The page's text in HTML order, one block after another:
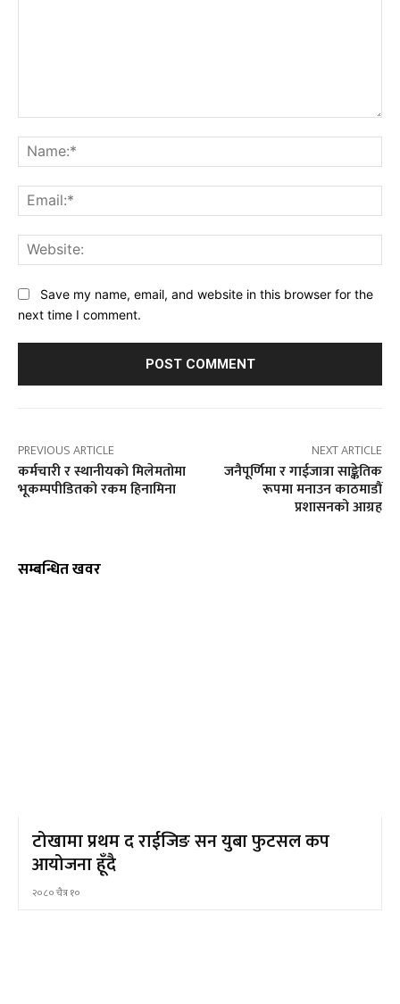
Save my name, email, and website in this browser for the
next time I comment.
PREVIOUS ARTICLE
कर्मचारी र स्थानीयको मिलेमतोमा
भूकम्पपीडितको रकम हिनामिना
NEXT ARTICLE
जनैपूर्णिमा र गाईजात्रा साङ्केतिक
रूपमा मनाउन काठमाडौं
प्रशासनको आग्रह
सम्बन्धित खवर
टोखामा प्रथम द राईजिङ सन युबा फुटसल कप
आयोजना हूँदै
२०८० चैत्र १०